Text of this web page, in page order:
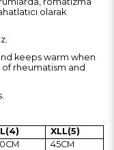
olarak
keeps warm when
rheumatism and
XLL(5)
45CM